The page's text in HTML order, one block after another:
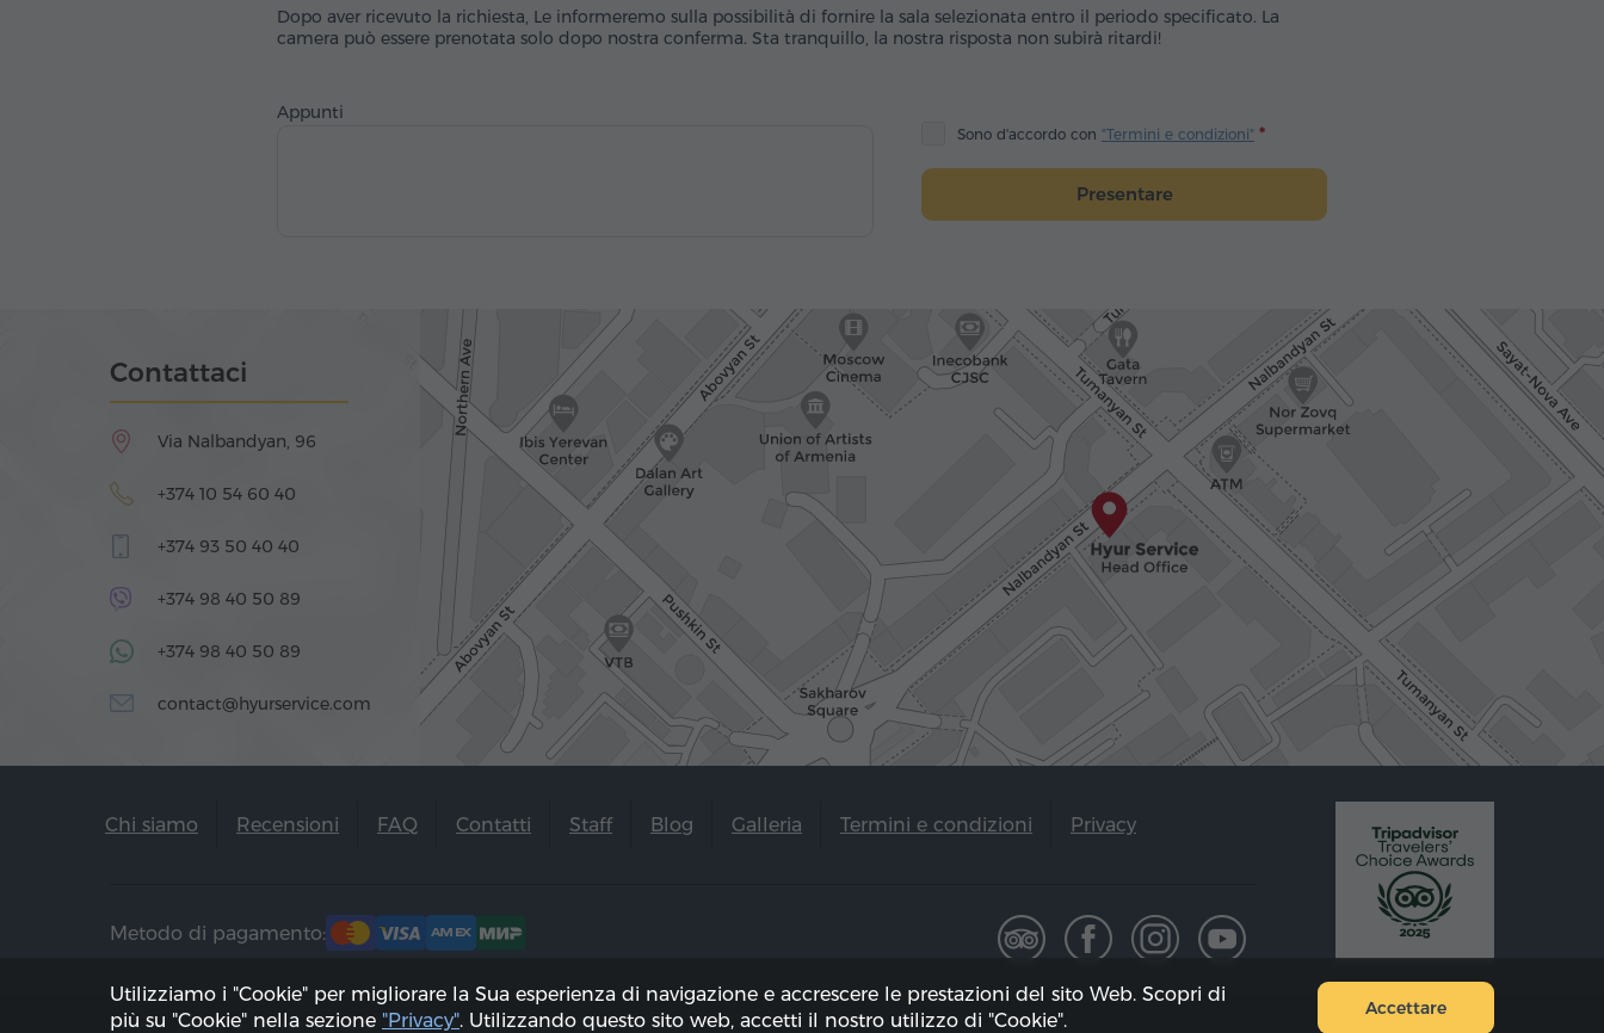
Dopo aver ricevuto la richiesta, Le informeremo sulla possibilità di fornire la sala selezionata entro il periodo specificato. La
camera può essere prenotata solo dopo nostra conferma. Sta tranquillo, la nostra risposta non subirà ritardi!
Appunti
Sono d'accordo con "Termini e condizioni"
Presentare
Contattaci
Via Nalbandyan, 96
+374 10 54 60 40
+374 93 50 40 40
+374 98 40 50 89
+374 98 40 50 89
contact@hyurservice.com
Chi siamo Recensioni FAQ Contatti Staff Blog Galleria Termini e condizioni Privacy
Metodo di pagamento:
2002 - 2026, © "Hyur Service" Ltd; Aggiornato il 07.08.2026 Mappa del sito
Utilizziamo i "Cookie" per migliorare la Sua esperienza di navigazione e accrescere le prestazioni del sito Web. Scopri di
più su "Cookie" nella sezione "Privacy". Utilizzando questo sito web, accetti il ​​nostro utilizzo di "Cookie".
Accettare